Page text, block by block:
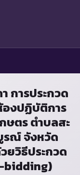
การประกวด
งปฏิบัติการ
ษตร ตำบลสะ
รณ์ จังหวัด
ยวิธีประกวด
bidding)